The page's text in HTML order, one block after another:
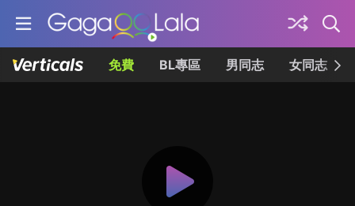
免費 BL專區 男同志 女同志